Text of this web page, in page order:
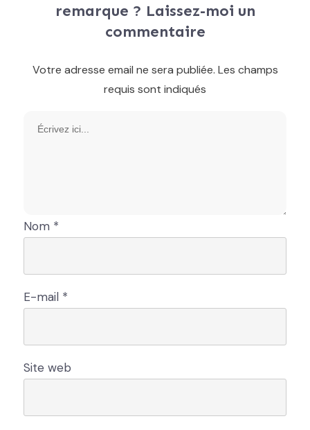
remarque ? Laissez-moi un
commentaire
Votre adresse email ne sera publiée. Les champs
requis sont indiqués
Nom *
E-mail *
Site web